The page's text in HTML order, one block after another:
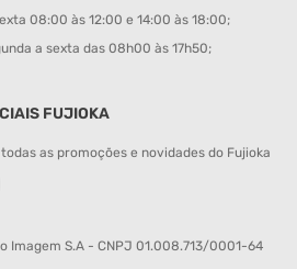
08:00 às 12:00 e 14:00 às 18:00;
a sexta das 08h00 às 17h50;
FUJIOKA
as promoções e novidades do Fujioka
Imagem S.A - CNPJ 01.008.713/0001-64